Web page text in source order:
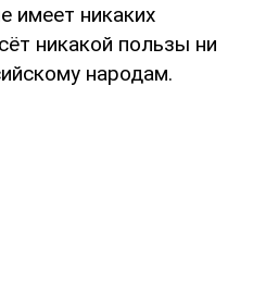
имеет никаких
никакой пользы ни
народам.